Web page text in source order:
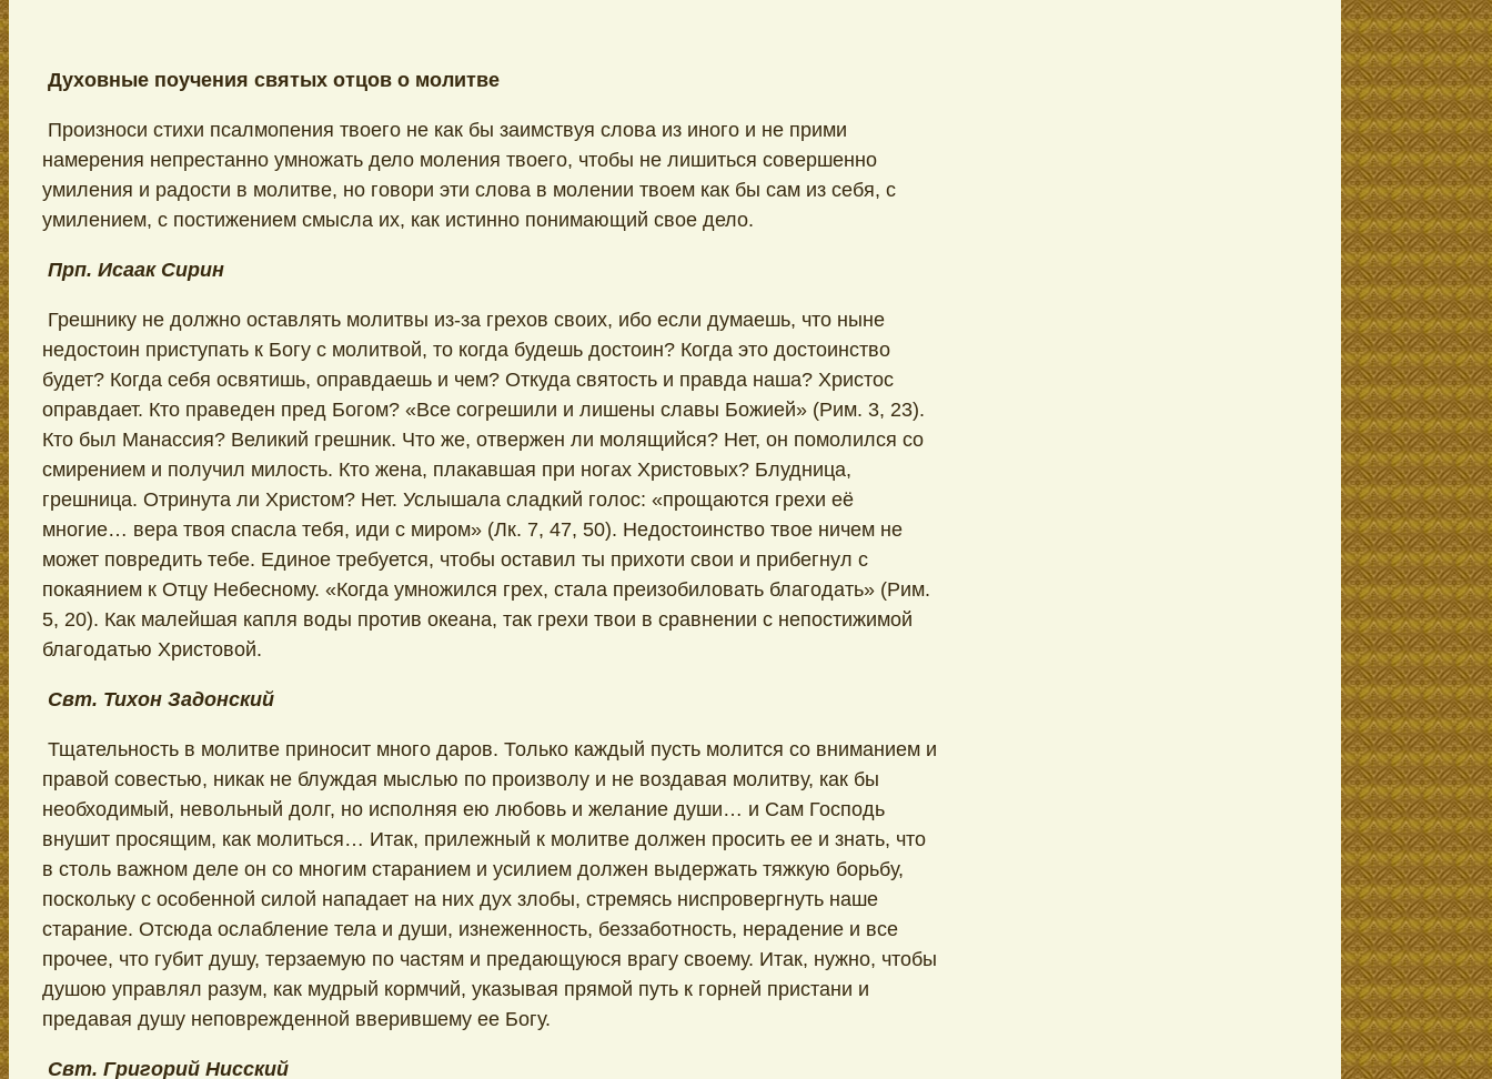
Духовные поучения святых отцов о молитве
Произноси стихи псалмопения твоего не как бы заимствуя слова из иного и не прими
намерения непрестанно умножать дело моления твоего, чтобы не лишиться совершенно
умиления и радости в молитве, но говори эти слова в молении твоем как бы сам из себя, с
умилением, с постижением смысла их, как истинно понимающий свое дело.
Прп. Исаак Сирин
Грешнику не должно оставлять молитвы из-за грехов своих, ибо если думаешь, что ныне
недостоин приступать к Богу с молитвой, то когда будешь достоин? Когда это достоинство
будет? Когда себя освятишь, оправдаешь и чем? Откуда святость и правда наша? Христос
оправдает. Кто праведен пред Богом? «Все согрешили и лишены славы Божией» (Рим. 3, 23).
Кто был Манассия? Великий грешник. Что же, отвержен ли молящийся? Нет, он помолился со
смирением и получил милость. Кто жена, плакавшая при ногах Христовых? Блудница,
грешница. Отринута ли Христом? Нет. Услышала сладкий голос: «прощаются грехи её
многие… вера твоя спасла тебя, иди с миром» (Лк. 7, 47, 50). Недостоинство твое ничем не
может повредить тебе. Единое требуется, чтобы оставил ты прихоти свои и прибегнул с
покаянием к Отцу Небесному. «Когда умножился грех, стала преизобиловать благодать» (Рим.
5, 20). Как малейшая капля воды против океана, так грехи твои в сравнении с непостижимой
благодатью Христовой.
Свт. Тихон Задонский
Тщательность в молитве приносит много даров. Только каждый пусть молится со вниманием и
правой совестью, никак не блуждая мыслью по произволу и не воздавая молитву, как бы
необходимый, невольный долг, но исполняя ею любовь и желание души… и Сам Господь
внушит просящим, как молиться… Итак, прилежный к молитве должен просить ее и знать, что
в столь важном деле он со многим старанием и усилием должен выдержать тяжкую борьбу,
поскольку с особенной силой нападает на них дух злобы, стремясь ниспровергнуть наше
старание. Отсюда ослабление тела и души, изнеженность, беззаботность, нерадение и все
прочее, что губит душу, терзаемую по частям и предающуюся врагу своему. Итак, нужно, чтобы
душою управлял разум, как мудрый кормчий, указывая прямой путь к горней пристани и
предавая душу неповрежденной вверившему ее Богу.
Свт. Григорий Нисский